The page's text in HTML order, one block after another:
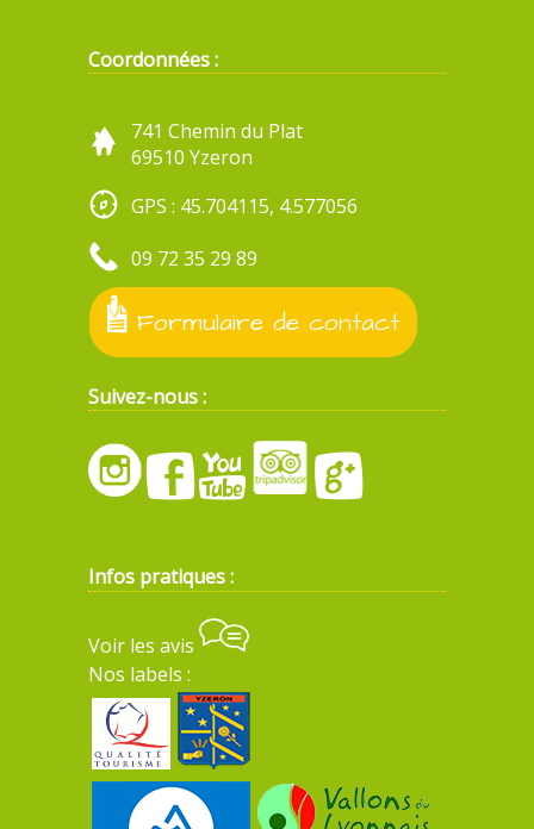
Coordonnées :
741 Chemin du Plat
69510 Yzeron
GPS : 45.704115, 4.577056
09 72 35 29 89
Formulaire de contact
Suivez-nous :
Infos pratiques :
Voir les avis
Nos labels :